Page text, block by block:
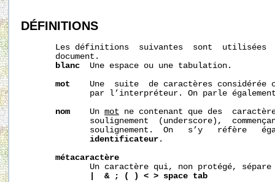
DÉFINITIONS
Les définitions  suivantes  sont  utilisées
       document.
blanc
  Une espace ou une tabulation.
mot
Une  suite  de caractères considérée
par l’interpréteur. On parle
nom
    Un
mot ne contenant que des
soulignement  (underscore),
soulignement.  On   s’y   réfère
identificateur .
métacaractère
Un caractère qui, non protégé,
|  & ; ( ) < > space tab